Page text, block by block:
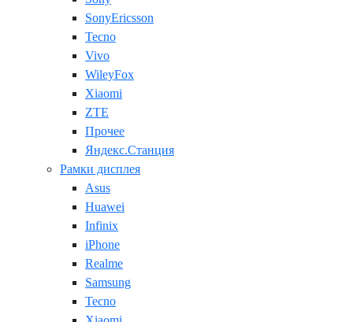
SonyEricsson
Tecno
Vivo
WileyFox
Xiaomi
ZTE
Прочее
Яндекс.Станция
Рамки дисплея
Asus
Huawei
Infinix
iPhone
Realme
Samsung
Tecno